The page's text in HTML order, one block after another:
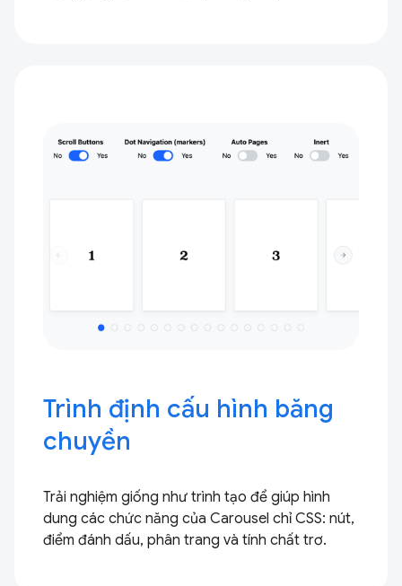
Trình định cấu hình băng
chuyền
Trải nghiệm giống như trình tạo để giúp hình
dung các chức năng của Carousel chỉ CSS: nút,
điểm đánh dấu, phân trang và tính chất trơ.